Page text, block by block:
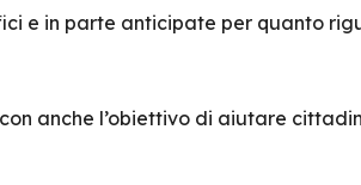
e in parte anticipate per quanto
anche l’obiettivo di aiutare